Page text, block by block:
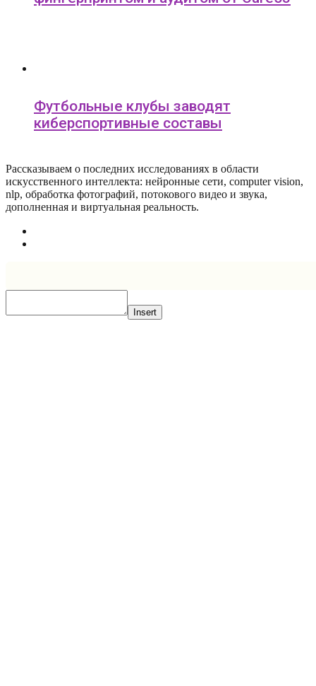
Футбольные клубы заводят
киберспортивные составы
Рассказываем о последних исследованиях в области
искусcтвенного интеллекта: нейронные сети, computer vision,
nlp, обработка фотографий, потокового видео и звука,
дополненная и виртуальная реальность.
Insert